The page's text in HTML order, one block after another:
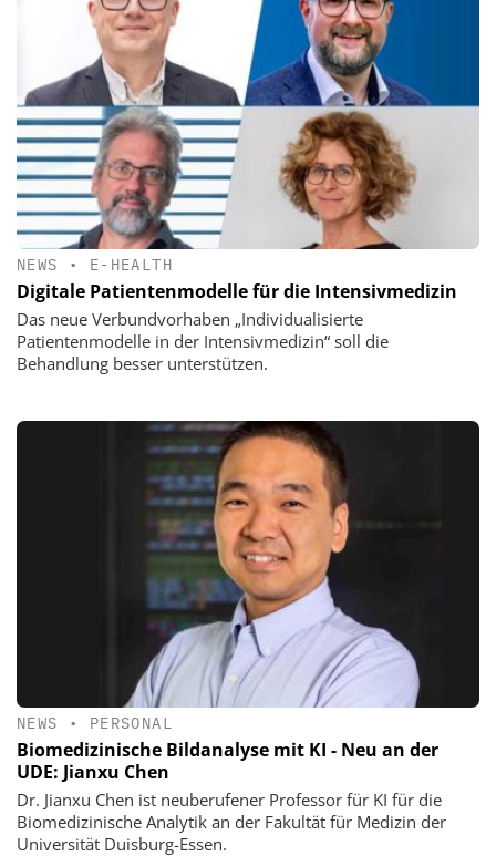
NEWS • E-HEALTH
Digitale Patientenmodelle für die Intensivmedizin
Das neue Verbundvorhaben „Individualisierte
Patientenmodelle in der Intensivmedizin“ soll die
Behandlung besser unterstützen.
NEWS • PERSONAL
Biomedizinische Bildanalyse mit KI - Neu an der
UDE: Jianxu Chen
Dr. Jianxu Chen ist neuberufener Professor für KI für die
Biomedizinische Analytik an der Fakultät für Medizin der
Universität Duisburg-Essen.